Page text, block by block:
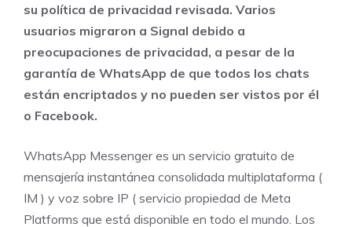
su política de privacidad revisada. Varios
usuarios migraron a Signal debido a
preocupaciones de privacidad, a pesar de la
garantía de WhatsApp de que todos los chats
están encriptados y no pueden ser vistos por él
o Facebook.
WhatsApp Messenger es un servicio gratuito de
mensajería instantánea consolidada multiplataforma (
IM ) y voz sobre IP ( servicio propiedad de Meta
Platforms que está disponible en todo el mundo. Los